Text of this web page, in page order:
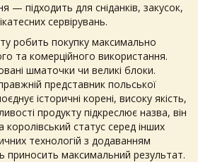
— підходить для сніданків, закусок,
сервірувань.
робить покупку максимально
та комерційного використання.
шматочки чи великі блоки.
представник польської
історичні корені, високу якість,
продукту підкреслює назва, він
статус серед інших
технологій з додаванням
приносить максимальний результат.